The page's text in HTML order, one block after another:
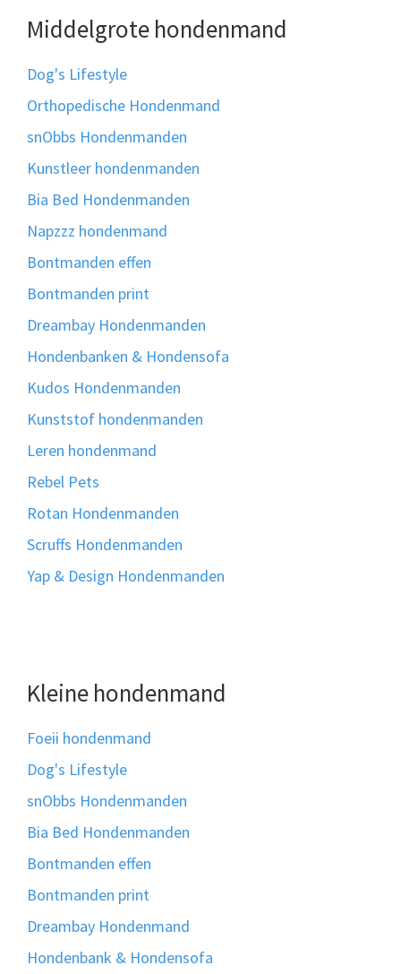
Middelgrote hondenmand
Dog's Lifestyle
Orthopedische Hondenmand
snObbs Hondenmanden
Kunstleer hondenmanden
Bia Bed Hondenmanden
Napzzz hondenmand
Bontmanden effen
Bontmanden print
Dreambay Hondenmanden
Hondenbanken & Hondensofa
Kudos Hondenmanden
Kunststof hondenmanden
Leren hondenmand
Rebel Pets
Rotan Hondenmanden
Scruffs Hondenmanden
Yap & Design Hondenmanden
Kleine hondenmand
Foeii hondenmand
Dog's Lifestyle
snObbs Hondenmanden
Bia Bed Hondenmanden
Bontmanden effen
Bontmanden print
Dreambay Hondenmand
Hondenbank & Hondensofa